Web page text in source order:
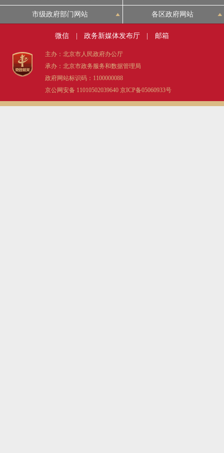
市级政府部门网站 各区政府网站
微信 政务新媒体发布厅 邮箱
主办：北京市人民政府办公厅
承办：北京市政务服务和数据管理局
政府网站标识码：1100000088
京公网安备 11010502039640 京ICP备05060933号